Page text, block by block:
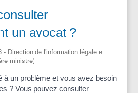
un avocat ?
- Direction de l'information légale et
ministre)
à un problème et vous avez besoin
? Vous pouvez consulter